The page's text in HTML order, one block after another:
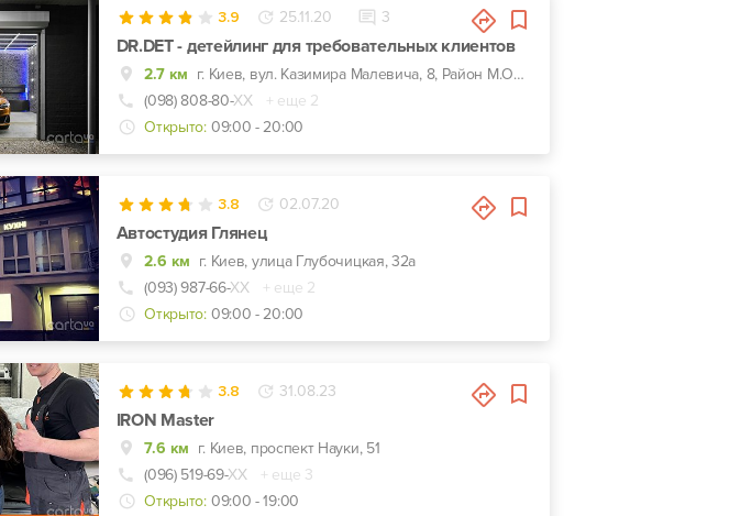
3.9 25.11.20 3
DR.DET - детейлинг для требовательных клиентов
2.7 км
г. Киев, вул. Казимира Малевича, 8, Район М.Олимпийская
(098) 808-80-ХХ
+ еще 2
Открыто: 09:00 - 20:00
3.8 02.07.20
Автостудия Глянец
2.6 км г. Киев, улица Глубочицкая, 32а
(093) 987-66-ХХ
+ еще 2
Открыто: 09:00 - 20:00
3.8 31.08.23
IRON Master
7.6 км г. Киев, проспект Науки, 51
(096) 519-69-ХХ
+ еще 3
Открыто: 09:00 - 19:00